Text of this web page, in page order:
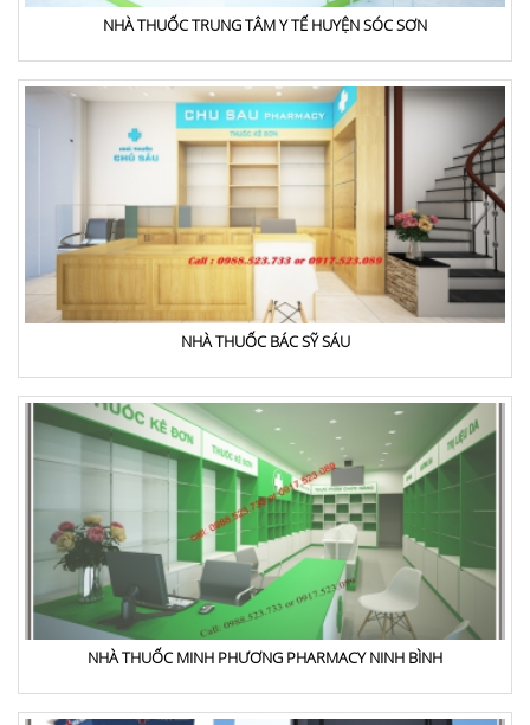
NHÀ THUỐC TRUNG TÂM Y TẾ HUYỆN SÓC SƠN
NHÀ THUỐC BÁC SỸ SÁU
NHÀ THUỐC MINH PHƯƠNG PHARMACY NINH BÌNH